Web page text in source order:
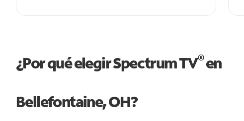
¿Por qué elegir Spectrum TV®en
Bellefontaine, OH?